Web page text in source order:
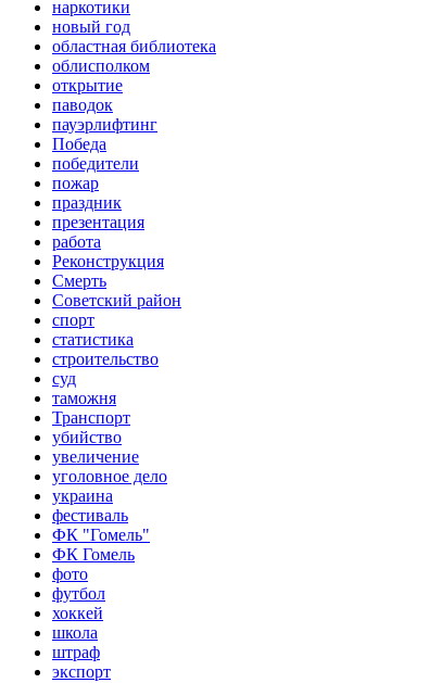
наркотики
новый год
областная библиотека
облисполком
открытие
паводок
пауэрлифтинг
Победа
победители
пожар
праздник
презентация
работа
Реконструкция
Смерть
Советский район
спорт
статистика
строительство
суд
таможня
Транспорт
убийство
увеличение
уголовное дело
украина
фестиваль
ФК "Гомель"
ФК Гомель
фото
футбол
хоккей
школа
штраф
экспорт